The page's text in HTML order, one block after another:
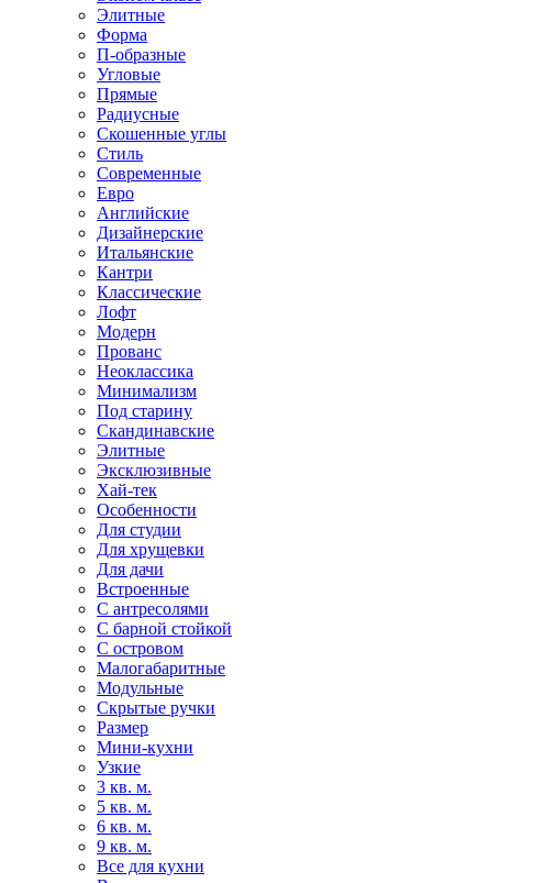
Элитные
Форма
П-образные
Угловые
Прямые
Радиусные
Скошенные углы
Стиль
Современные
Евро
Английские
Дизайнерские
Итальянские
Кантри
Классические
Лофт
Модерн
Прованс
Неоклассика
Минимализм
Под старину
Скандинавские
Элитные
Эксклюзивные
Хай-тек
Особенности
Для студии
Для хрущевки
Для дачи
Встроенные
С антресолями
С барной стойкой
С островом
Малогабаритные
Модульные
Скрытые ручки
Размер
Мини-кухни
Узкие
3 кв. м.
5 кв. м.
6 кв. м.
9 кв. м.
Все для кухни